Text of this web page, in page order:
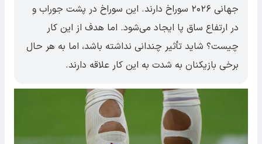
جهانی ۲۰۲۶ سوراخ دارند. این سوراخ در پشت جوراب و
در ارتفاع ساق پا ایجاد می‌شود. اما هدف از این کار
چیست؟ شاید تأثیر چندانی نداشته باشد، اما به هر حال
برخی بازیکنان به شدت به این کار علاقه دارند.